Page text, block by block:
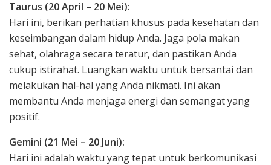
Taurus (20 April – 20 Mei):
Hari ini, berikan perhatian khusus pada kesehatan dan
keseimbangan dalam hidup Anda. Jaga pola makan
sehat, olahraga secara teratur, dan pastikan Anda
cukup istirahat. Luangkan waktu untuk bersantai dan
melakukan hal-hal yang Anda nikmati. Ini akan
membantu Anda menjaga energi dan semangat yang
positif.
Gemini (21 Mei – 20 Juni):
Hari ini adalah waktu yang tepat untuk berkomunikasi